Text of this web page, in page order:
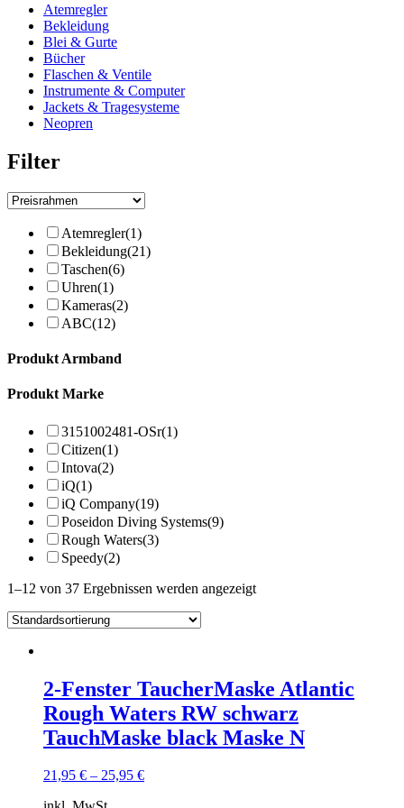
Atemregler
Bekleidung
Blei & Gurte
Bücher
Flaschen & Ventile
Instrumente & Computer
Jackets & Tragesysteme
Neopren
Filter
Atemregler(1)
Bekleidung(21)
Taschen(6)
Uhren(1)
Kameras(2)
ABC(12)
Produkt Armband
Produkt Marke
3151002481-OSr(1)
Citizen(1)
Intova(2)
iQ(1)
iQ Company(19)
Poseidon Diving Systems(9)
Rough Waters(3)
Speedy(2)
1–12 von 37 Ergebnissen werden angezeigt
2-Fenster TaucherMaske Atlantic
Rough Waters RW schwarz
TauchMaske black Maske N
21,95 € – 25,95 €